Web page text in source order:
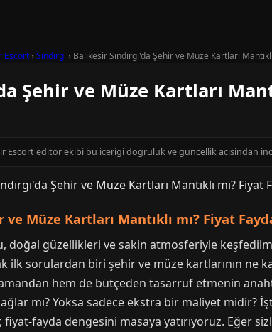
Escort› Sındırgı › Balıkesir Sındırgı'da Şehir ve Müze Kartları
Şehir ve Müze Kartları
Escort editor ekibi bu icerigi dogruluk ve guncellik acisindan
ve Müze Kartları Mantıklı mı? Fiyat
doğal güzellikleri ve sakin atmosferiyle
ilk sorulardan biri şehir ve müze kartlarının
hem de bütçeden tasarruf etmenin
mı? Yoksa sadece ekstra bir maliyet midir?
fiyat-fayda dengesini masaya yatırıyoruz. Eğer